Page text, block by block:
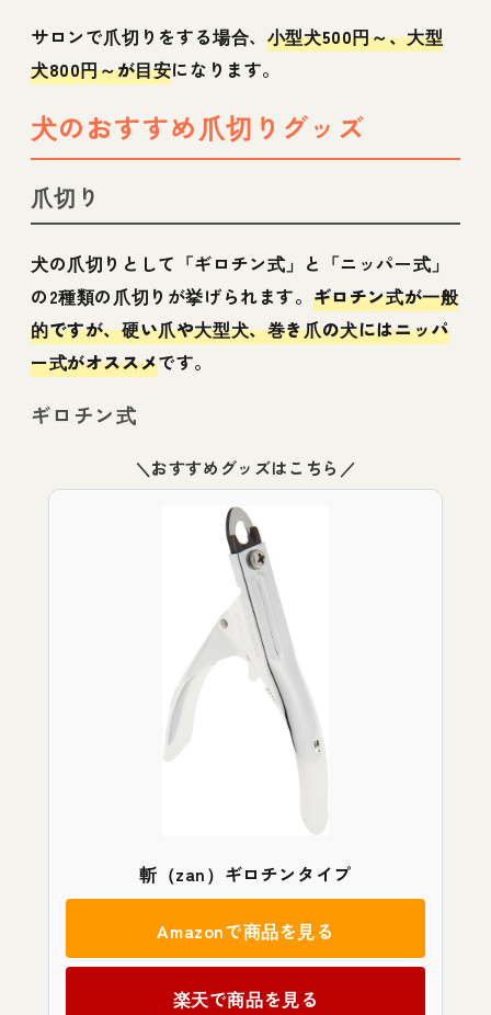
サロンで爪切りをする場合、 小型犬500円～、大型
犬800円～が目安になります。
犬のおすすめ爪切りグッズ
爪切り
犬の爪切りとして「ギロチン式」と「ニッパー式」
の2種類の爪切りが挙げられます。 ギロチン式が一般
的ですが、硬い爪や大型犬、巻き爪の犬にはニッパ
ー式がオススメです。
ギロチン式
＼おすすめグッズはこちら／
斬（zan）ギロチンタイプ
Amazonで商品を見る
楽天で商品を見る